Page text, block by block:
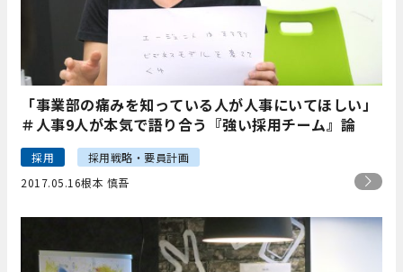
「事業部の痛みを知っている人が人事にいてほしい」
＃人事9人が本気で語り合う『強い採用チーム』論
採用
採用戦略・要員計画
2017.05.16根本 慎吾